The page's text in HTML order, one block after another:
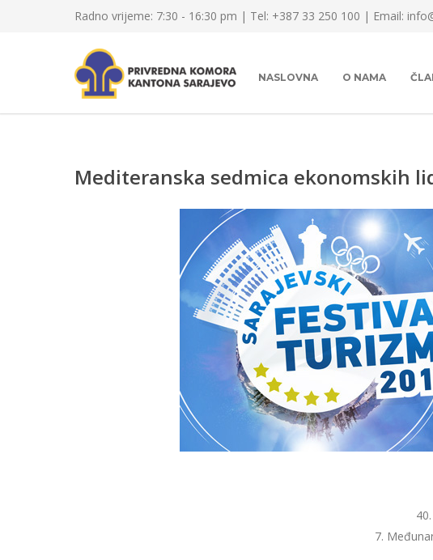
Radno vrijeme: 7:30 - 16:30 pm | Tel: +387 33 250 100 | Email:
NASLOVNA O NAMA
Mediteranska sedmica ekonomskih
7.